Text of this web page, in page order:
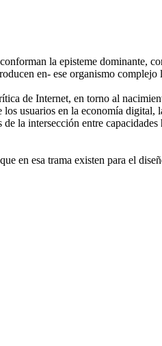
la episteme dominante,
en- ese organismo complejo
de Internet, en torno al
usuarios en la economía digital,
la intersección entre capacidades
en esa trama existen para el